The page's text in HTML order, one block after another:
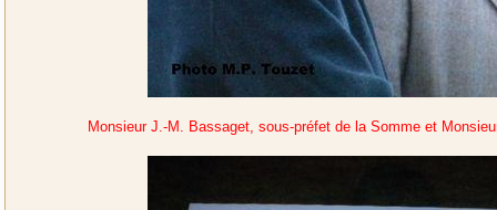
Monsieur J.-M. Bassaget, sous-préfet de la Somme et